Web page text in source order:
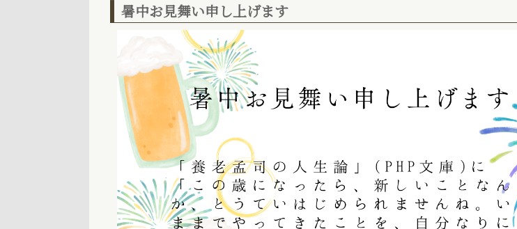
暑中お見舞い申し上げます